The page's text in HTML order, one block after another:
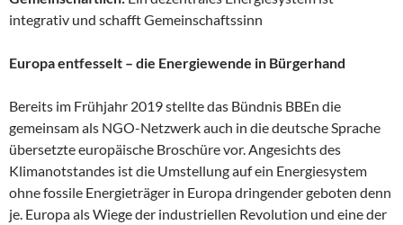
integrativ und schafft Gemeinschaftssinn
Europa entfesselt – die Energiewende in Bürgerhand
Bereits im Frühjahr 2019 stellte das Bündnis BBEn die
gemeinsam als NGO-Netzwerk auch in die deutsche Sprache
übersetzte europäische Broschüre vor. Angesichts des
Klimanotstandes ist die Umstellung auf ein Energiesystem
ohne fossile Energieträger in Europa dringender geboten denn
je. Europa als Wiege der industriellen Revolution und eine der